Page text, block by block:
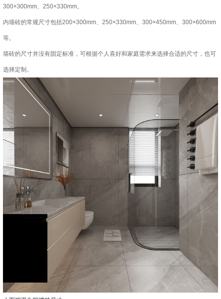
300×300mm、250×330mm。
内墙砖的常规尺寸包括200×300mm、250×330mm、300×450mm、300×600mm
等。
墙砖的尺寸并没有固定标准，可根据个人喜好和家庭需求来选择合适的尺寸，也可
选择定制。